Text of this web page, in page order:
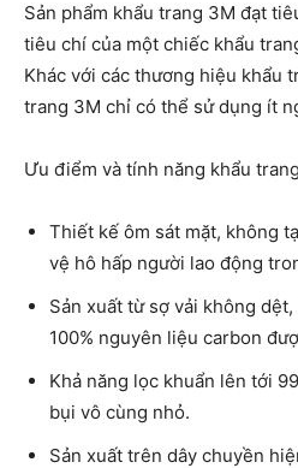
Sản phẩm khẩu trang 3M đạt
tiêu chí của một chiếc khẩu
Khác với các thương hiệu khẩu
trang 3M chỉ có thể sử dụng ít
Ưu điểm và tính năng khẩu
Thiết kế ôm sát mặt, không
vệ hô hấp người lao động
Sản xuất từ sợ vải không
100% nguyên liệu carbon
Khả năng lọc khuẩn lên tới
bụi vô cùng nhỏ.
Sản xuất trên dây chuyền